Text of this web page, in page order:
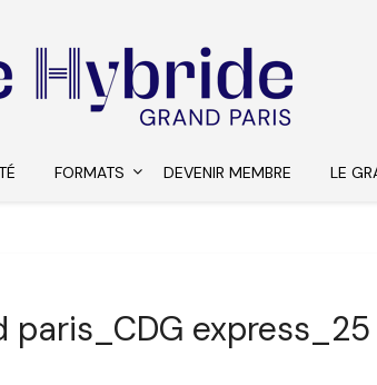
FORMATS DEVENIR MEMBRE LE